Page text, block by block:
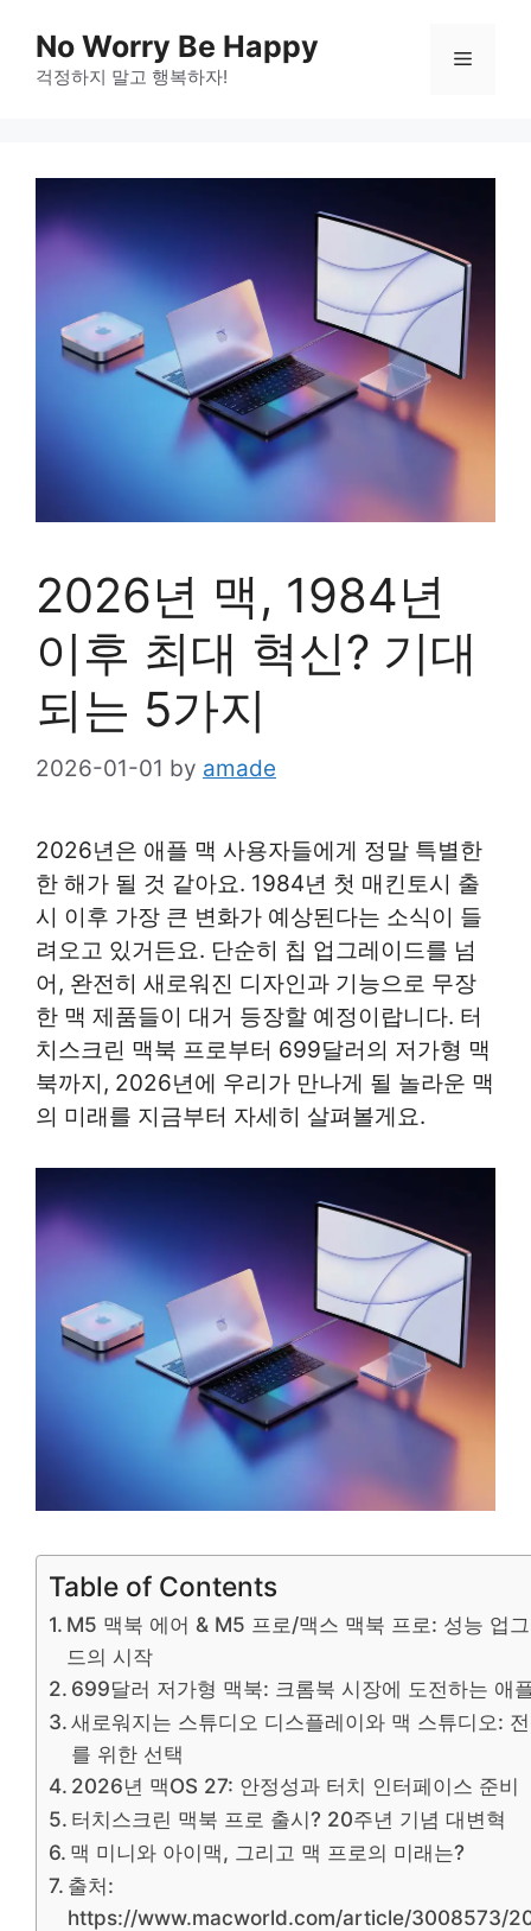
content
No Worry Be Happy
걱정하지 말고 행복하자!
Menu
2026년 맥, 1984년
이후 최대 혁신? 기대
되는 5가지
2026-01-01 by amade
2026년은 애플 맥 사용자들에게 정말 특별한
한 해가 될 것 같아요. 1984년 첫 매킨토시 출
시 이후 가장 큰 변화가 예상된다는 소식이 들
려오고 있거든요. 단순히 칩 업그레이드를 넘
어, 완전히 새로워진 디자인과 기능으로 무장
한 맥 제품들이 대거 등장할 예정이랍니다. 터
치스크린 맥북 프로부터 699달러의 저가형 맥
북까지, 2026년에 우리가 만나게 될 놀라운 맥
의 미래를 지금부터 자세히 살펴볼게요.
Table of Contents
M5 맥북 에어 & M5 프로/맥스 맥북 프로: 성능 업
드의 시작
699달러 저가형 맥북: 크롬북 시장에 도전하는 애
새로워지는 스튜디오 디스플레이와 맥 스튜디오:
를 위한 선택
2026년 맥OS 27: 안정성과 터치 인터페이스 준비
터치스크린 맥북 프로 출시? 20주년 기념 대변혁
맥 미니와 아이맥, 그리고 맥 프로의 미래는?
출처:
https://www.macworld.com/article/3008573/